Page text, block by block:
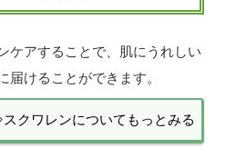
ケアすることで、肌にうれしい
届けることができます。
クワレンについてもっとみる